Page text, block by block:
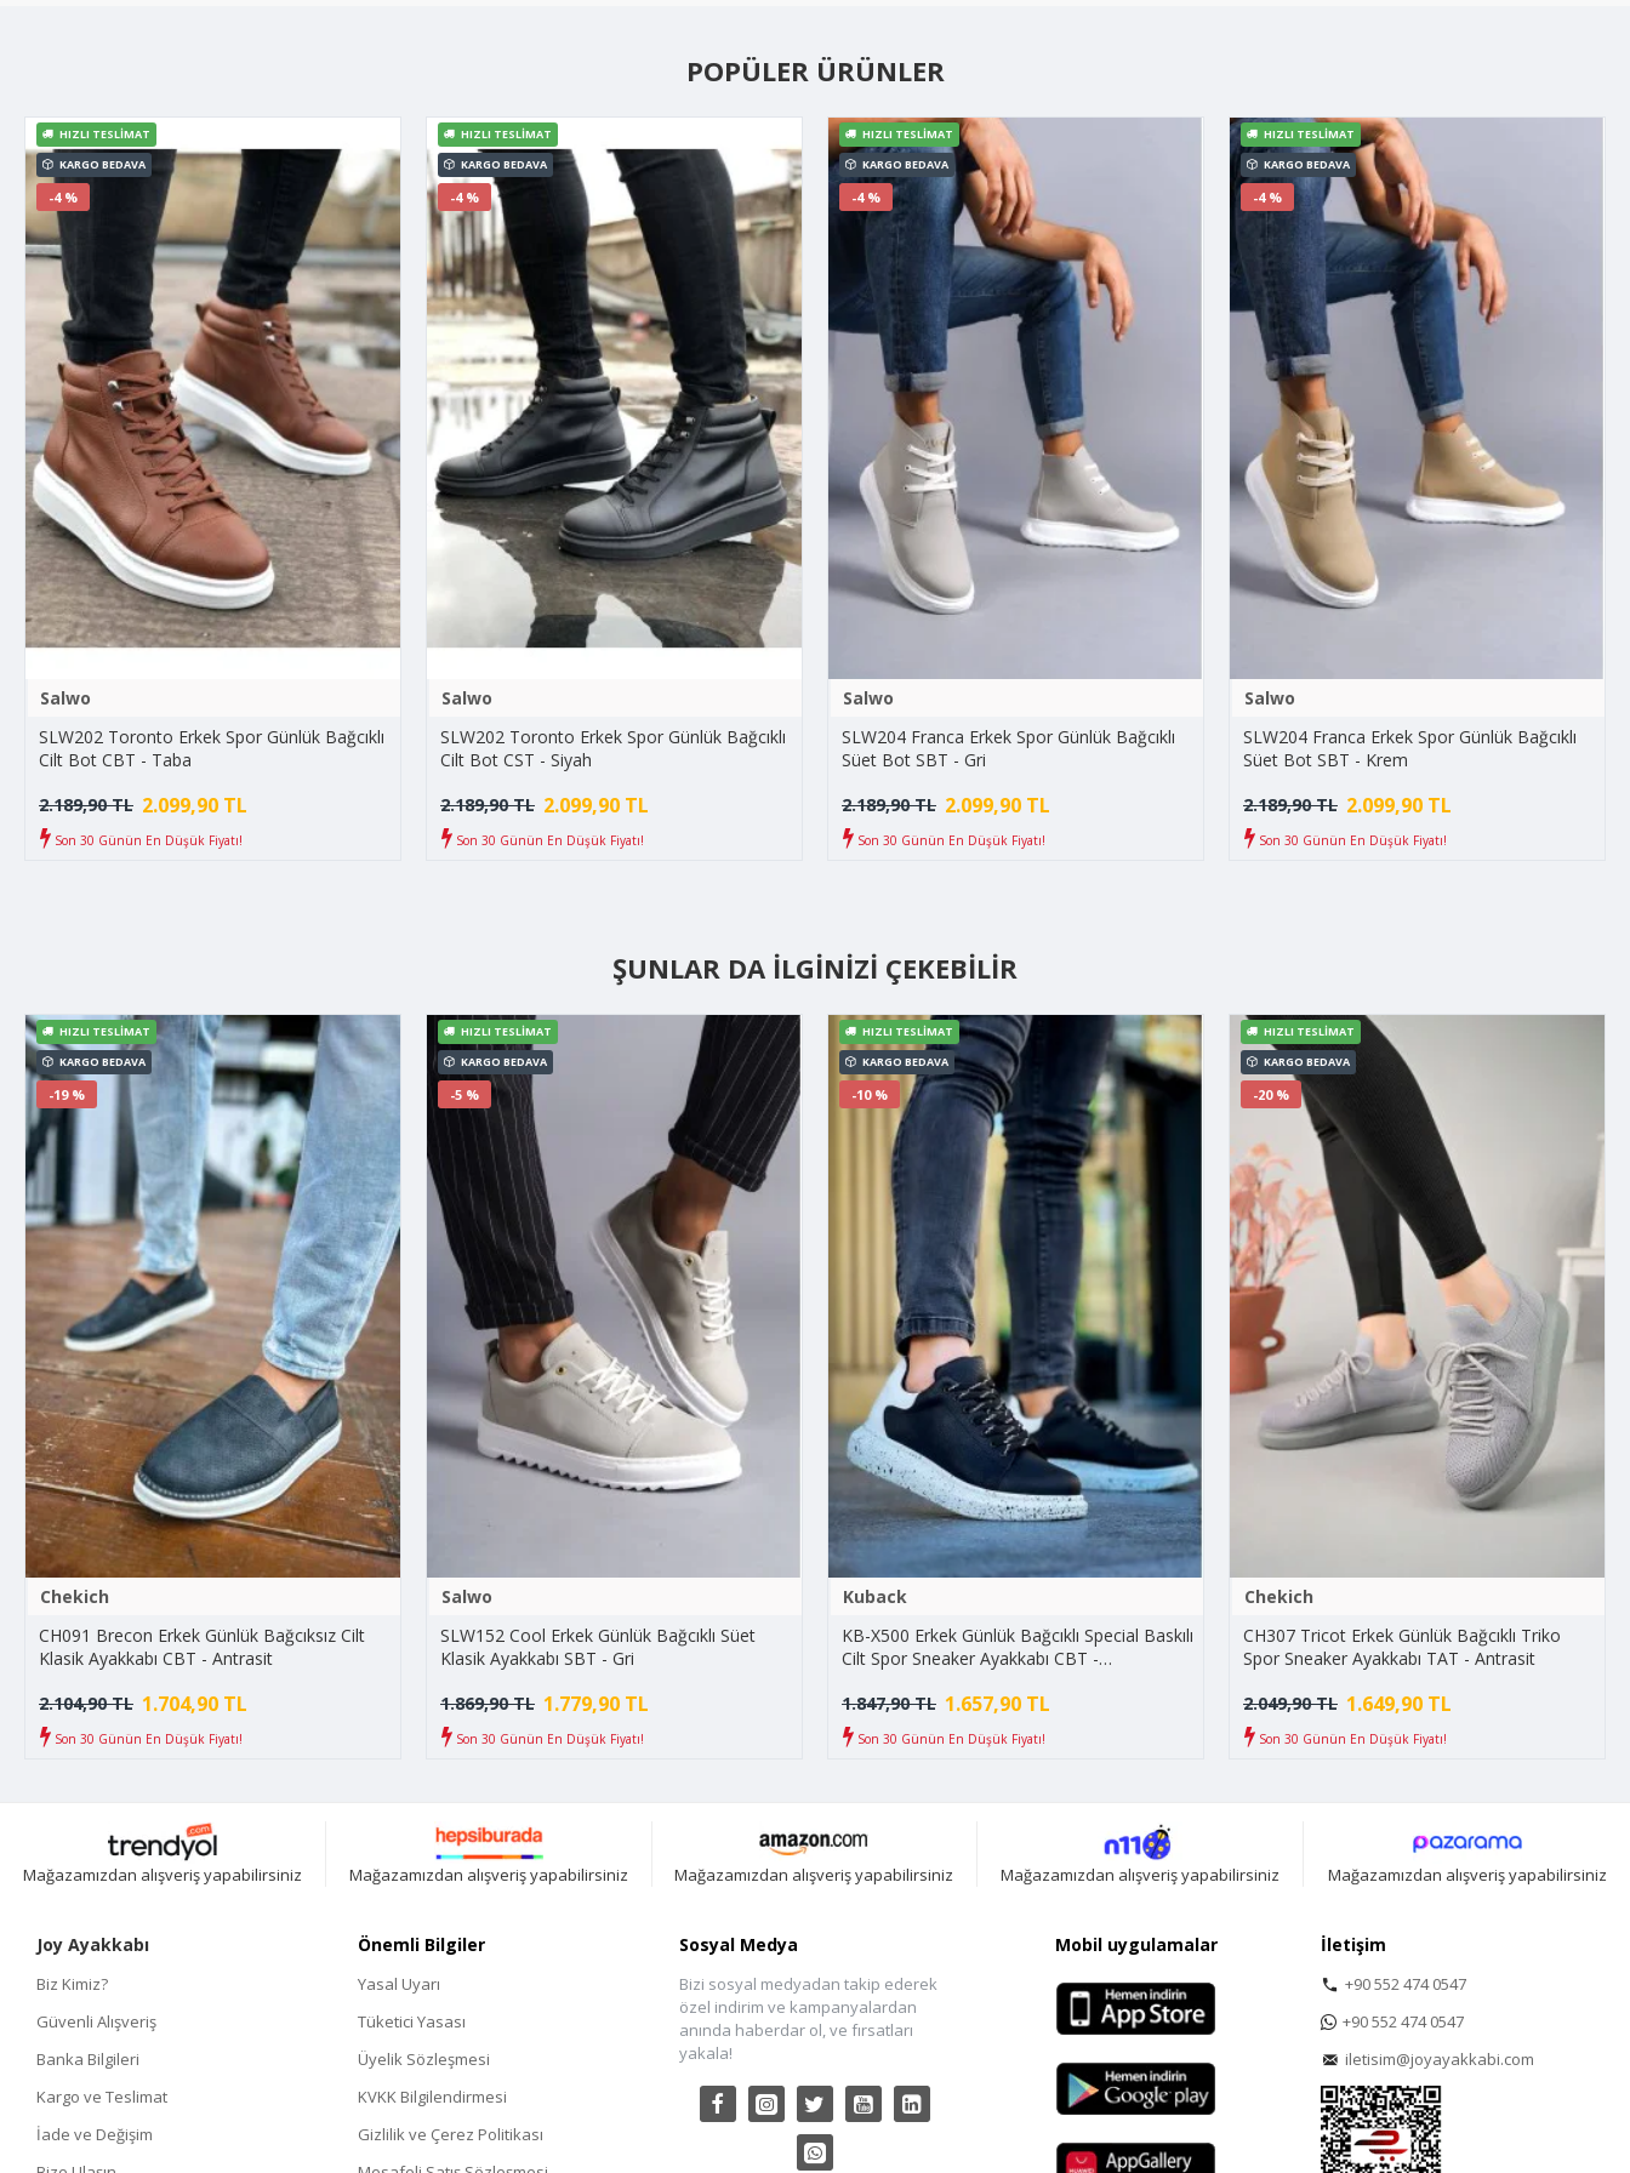
POPÜLER ÜRÜNLER
KARGO BEDAVA
HIZLI TESLIMAT
-4 %
Salwo
SLW202 Toronto Erkek Spor Günlük Bağcıklı
Cilt Bot CBT - Taba
2.099,90 TL
2.189,90 TL
Son 30 Günün En Düşük Fiyatı!
KARGO BEDAVA
HIZLI TESLIMAT
-4 %
Salwo
SLW202 Toronto Erkek Spor Günlük Bağcıklı
Cilt Bot CST - Siyah
2.099,90 TL
2.189,90 TL
Son 30 Günün En Düşük Fiyatı!
KARGO BEDAVA
HIZLI TESLIMAT
-4 %
Salwo
SLW204 Franca Erkek Spor Günlük Bağcıklı
Süet Bot SBT - Gri
2.099,90 TL
2.189,90 TL
Son 30 Günün En Düşük Fiyatı!
KARGO BEDAVA
HIZLI TESLIMAT
-4 %
Salwo
SLW204 Franca Erkek Spor Günlük Bağcıklı
Süet Bot SBT - Krem
2.099,90 TL
2.189,90 TL
Son 30 Günün En Düşük Fiyatı!
ŞUNLAR DA İLGINIZI ÇEKEBILIR
KARGO BEDAVA
HIZLI TESLIMAT
-19 %
Chekich
CH091 Brecon Erkek Günlük Bağcıksız Cilt
Klasik Ayakkabı CBT - Antrasit
1.704,90 TL
2.104,90 TL
Son 30 Günün En Düşük Fiyatı!
KARGO BEDAVA
HIZLI TESLIMAT
-5 %
Salwo
SLW152 Cool Erkek Günlük Bağcıklı Süet
Klasik Ayakkabı SBT - Gri
1.779,90 TL
1.869,90 TL
Son 30 Günün En Düşük Fiyatı!
KARGO BEDAVA
HIZLI TESLIMAT
-10 %
Kuback
KB-X500 Erkek Günlük Bağcıklı Special Baskılı
Cilt Spor Sneaker Ayakkabı CBT -
1.657,90 TL
1.847,90 TL
Son 30 Günün En Düşük Fiyatı!
KARGO BEDAVA
HIZLI TESLIMAT
-20 %
Chekich
CH307 Tricot Erkek Günlük Bağcıklı Triko
Spor Sneaker Ayakkabı TAT - Antrasit
1.649,90 TL
2.049,90 TL
Son 30 Günün En Düşük Fiyatı!
Mağazamızdan alışveriş yapabilirsiniz Mağazamızdan alışveriş yapabilirsiniz Mağazamızdan alışveriş yapabilirsiniz Mağazamızdan alışveriş yapabilirsiniz Mağazamızdan alışveriş yapabilirsiniz
Joy Ayakkabı
Biz Kimiz?
Güvenli Alışveriş
Banka Bilgileri
Kargo ve Teslimat
İade ve Değişim
Önemli Bilgiler
Yasal Uyarı
Tüketici Yasası
Üyelik Sözleşmesi
KVKK Bilgilendirmesi
Gizlilik ve Çerez Politikası
Sosyal Medya
Bizi sosyal medyadan takip ederek
özel indirim ve kampanyalardan
anında haberdar ol, ve fırsatları
yakala!
Mobil uygulamalar İletişim
+90 552 474 0547
+90 552 474 0547
iletisim@joyayakkabi.com